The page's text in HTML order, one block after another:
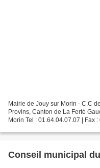
Mairie de Jouy sur Morin - C.C
Provins, Canton de La Ferté
Morin Tel : 01.64.04.07.07 | Fax
Conseil municipal